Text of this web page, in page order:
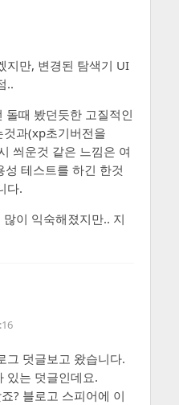
지만, 변경된 탐색기 UI
..
돌때 봤던듯한 고질적인
과(xp초기버전을
씌운것 같은 느낌은 여
테스트를 하긴 한것
다.
이 익숙해졌지만.. 지
덧글보고 왔습니다.
있는 덧글인데요.
? 블로고 스피어에 이